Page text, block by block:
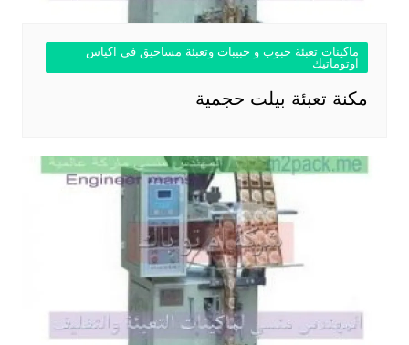
ماكينات تعبئة حبوب و حبيبات وتعبئة مساحيق في اكياس
اوتوماتيك
مكنة تعبئة بيلت حجمية